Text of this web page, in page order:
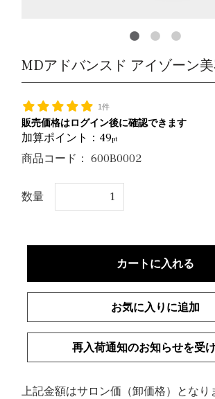
MDアドバンスド アイゾーン
1件
販売価格はログイン後に確認できます
加算ポイント： 49pt
商品コード： 600B0002
数量
カートに入れる
お気に入りに追加
再入荷通知のお知らせを受
上記金額はサロン価（卸価格）となり